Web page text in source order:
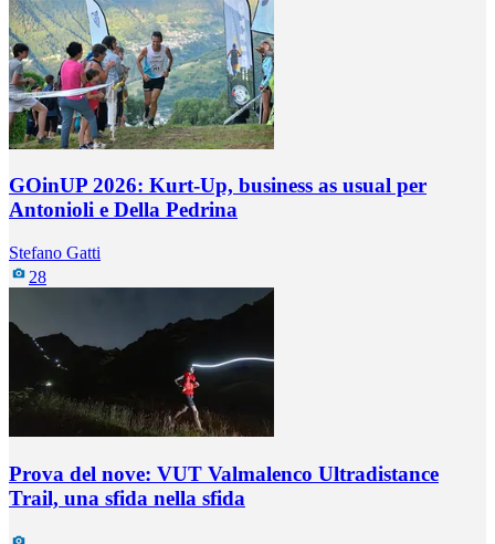
GOinUP 2026: Kurt-Up, business as usual per
Antonioli e Della Pedrina
Stefano Gatti
28
Prova del nove: VUT Valmalenco Ultradistance
Trail, una sfida nella sfida